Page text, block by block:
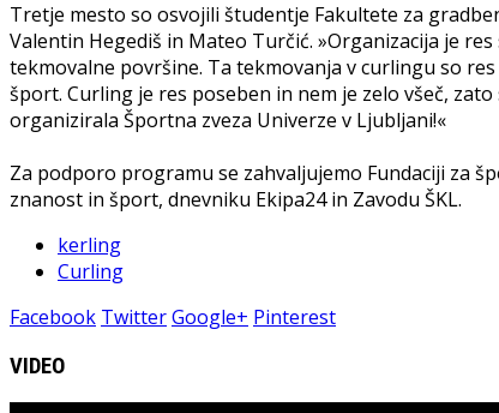
Tretje mesto so osvojili študentje Fakultete za
Valentin Hegediš in Mateo Turčić. »Organizacija je
tekmovalne površine. Ta tekmovanja v curlingu so
šport. Curling je res poseben in nem je zelo všeč,
organizirala Športna zveza Univerze v Ljubljani!«
Za podporo programu se zahvaljujemo Fundaciji za
znanost in šport, dnevniku Ekipa24 in Zavodu ŠKL.
kerling
Curling
Facebook TwitterGoogle+ Pinterest
VIDEO